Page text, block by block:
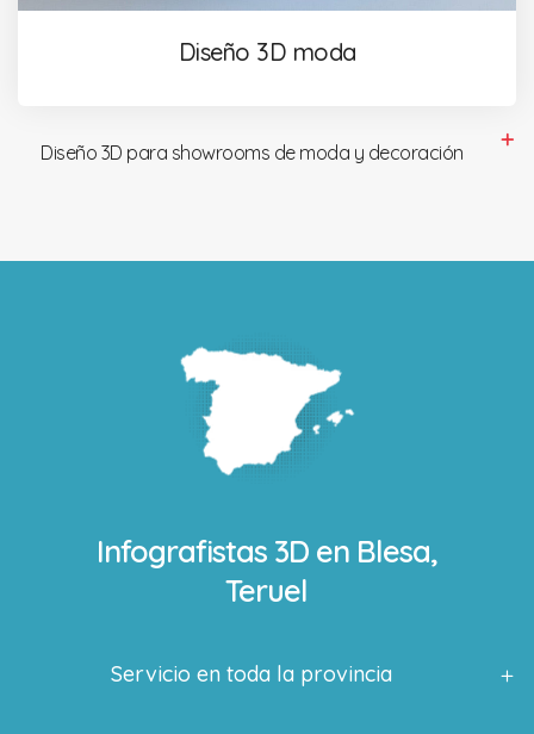
Diseño 3D moda
Diseño 3D para showrooms de moda y decoración
Infografistas 3D en Blesa,
Teruel
Servicio en toda la provincia